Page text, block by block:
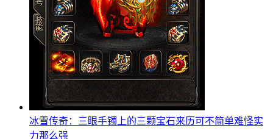
冰雪传奇：三眼手镯上的三颗宝石来历可不简单难怪实
力那么强